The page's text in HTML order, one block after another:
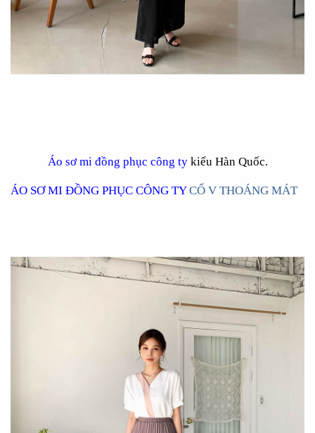
Áo sơ mi đồng phục công tykiểu Hàn Quốc.
ÁO SƠ MI ĐỒNG PHỤC CÔNG TYCỔ V THOÁNG MÁT